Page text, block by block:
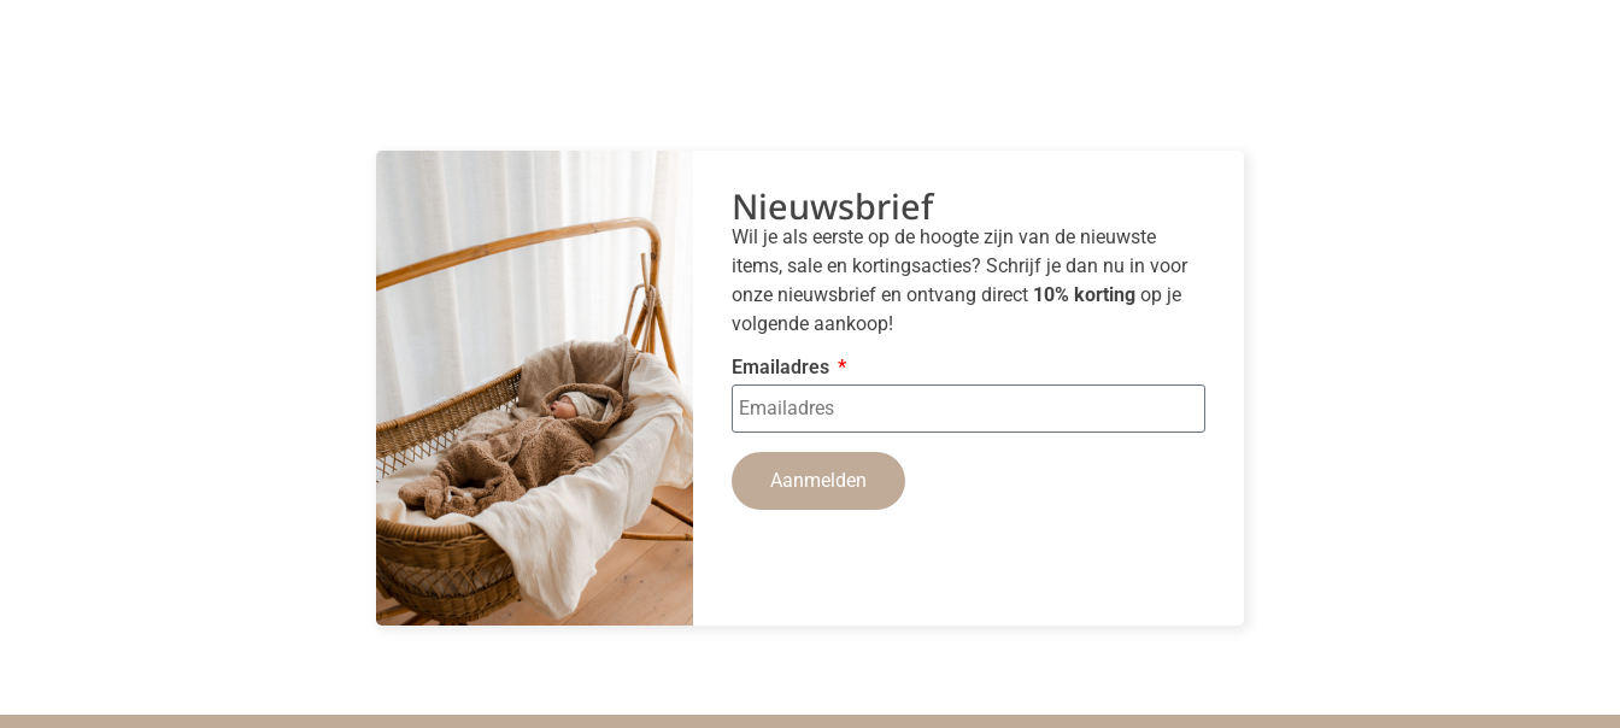
Nieuwsbrief
Wil je als eerste op de hoogte zijn van de nieuwste
items, sale en kortingsacties? Schrijf je dan nu in voor
onze nieuwsbrief en ontvang direct 10% kortingop je
volgende aankoop!
Emailadres
Aanmelden